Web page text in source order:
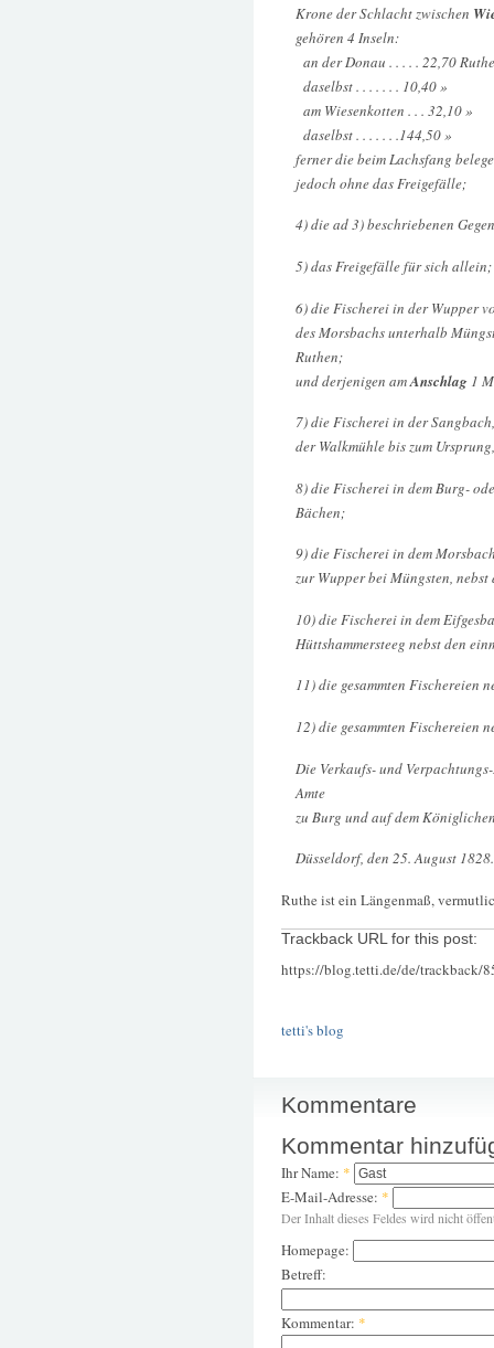
Krone der Schlacht zwischen
gehören 4 Inseln:
an der Donau . . . . . 22,70
daselbst . . . . . . . 10,40 »
am Wiesenkotten . . . 32,10 »
daselbst . . . . . . .144,50 »
ferner die beim Lachsfang
jedoch ohne das Freigefälle;
4) die ad 3) beschriebenen
5) das Freigefälle für sich allein;
6) die Fischerei in der Wupper
des Morsbachs unterhalb
Ruthen;
und derjenigen amAnschlag 1
7) die Fischerei in der
der Walkmühle bis zum
8) die Fischerei in dem Burg-
Bächen;
9) die Fischerei in dem
zur Wupper bei Müngsten,
10) die Fischerei in dem
Hüttshammersteeg nebst den
11) die gesammten Fischereien
12) die gesammten Fischereien
Die Verkaufs- und
Amte
zu Burg und auf dem
Düsseldorf, den 25. August 1828.
Ruthe ist ein Längenmaß,
Trackback URL for this post:
https://blog.tetti.de/de/trackback/
tetti's blog
Kommentare
Kommentar
Ihr Name: *
E-Mail-Adresse: *
Der Inhalt dieses Feldes wird nicht
Homepage:
Betreff:
Kommentar: *